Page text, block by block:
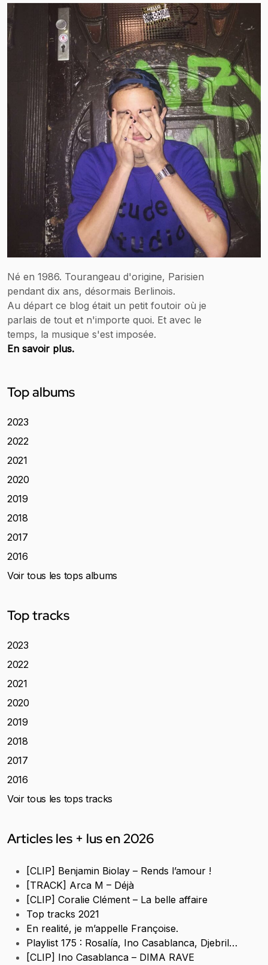
Né en 1986. Tourangeau d'origine, Parisien
pendant dix ans, désormais Berlinois.
Au départ ce blog était un petit foutoir où je
parlais de tout et n'importe quoi. Et avec le
temps, la musique s'est imposée.
En savoir plus.
Top albums
2023
2022
2021
2020
2019
2018
2017
2016
Voir tous les tops albums
Top tracks
2023
2022
2021
2020
2019
2018
2017
2016
Voir tous les tops tracks
Articles les + lus en 2026
[CLIP] Benjamin Biolay – Rends l’amour !
[TRACK] Arca M – Déjà
[CLIP] Coralie Clément – La belle affaire
Top tracks 2021
En realité, je m’appelle Françoise.
Playlist 175 : Rosalía, Ino Casablanca, Djebril…
[CLIP] Ino Casablanca – DIMA RAVE